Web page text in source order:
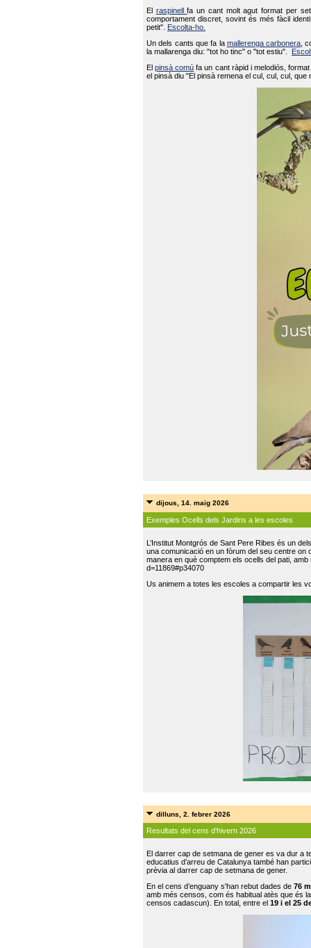
El raspinellfa un cant molt agut format per
comportament discret, sovint és més fàcil
petit".
Escolta-ho.
Un dels cants que fa la mallerenga carbonera ,
la mallarenga diu: "tot ho tinc" o "tot estiu".
Elpinsà comú fa un cant ràpid i melodiós,
el pinsà diu "El pinsà remena el cul, cul, cul,
dijous, 14. maig 2026
Exemples Ocells dels Jardins a les escoles
L’Institut Montgrós de Sant Pere Ribes és un
una comunicació en un fòrum del seu centre on
manera en què comptem els ocells del pati,
d=11869#p34070
Us animem a totes les escoles a compartir les
dilluns, 2. febrer 2026
Resultats del cens d'hivern 2026
El darrer cap de setmana de gener es va dur a
educatius d’arreu de Catalunya també han
prèvia al darrer cap de setmana de gener.
En el cens d’enguany s'han rebut dades de 76
amb més censos, com és habitual atès que és
censos cadascun). En total, entre el 19 i el 25